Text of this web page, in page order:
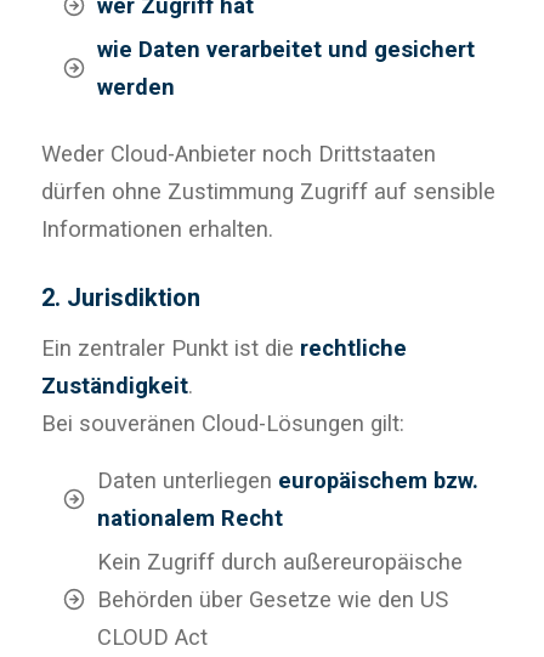
wer Zugriff hat
wie Daten verarbeitet und gesichert
werden
Weder Cloud-Anbieter noch Drittstaaten
dürfen ohne Zustimmung Zugriff auf sensible
Informationen erhalten.
2. Jurisdiktion
Ein zentraler Punkt ist die rechtliche
Zuständigkeit.
Bei souveränen Cloud-Lösungen gilt:
Daten unterliegen europäischem bzw.
nationalem Recht
Kein Zugriff durch außereuropäische
Behörden über Gesetze wie den US
CLOUD Act